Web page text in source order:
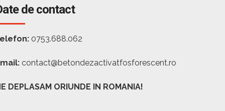
de contact
0753.688.062
contact@betondezactivatfosforescent.ro
DEPLASAM ORIUNDE IN ROMANIA!